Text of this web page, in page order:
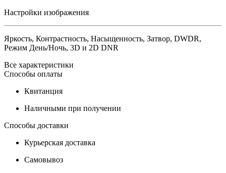
Настройки изображения
Яркость, Контрастность, Насыщенность, Затвор, DWDR,
Режим День/Ночь, 3D и 2D DNR
Все характеристики
Способы оплаты
Квитанция
Наличными при получении
Способы доставки
Курьерская доставка
Самовывоз